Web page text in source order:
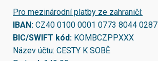
Pro mezinárodní platby ze zahraničí:
IBAN: CZ40 0100 0001 0773 8044 0287
BIC/SWIFT kód: KOMBCZPPXXX
Název účtu: CESTY K SOBĚ